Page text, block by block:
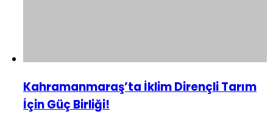
Kahramanmaraş’ta İklim Dirençli Tarım
İçin Güç Birliği!